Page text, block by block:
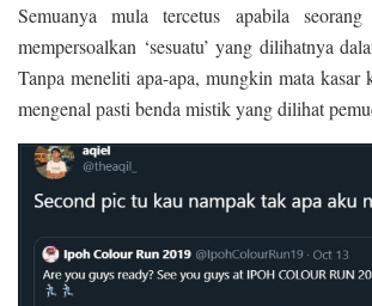
Semuanya mula tercetus apabila
mempersoalkan ‘sesuatu’ yang dilihatnya
Tanpa meneliti apa-apa, mungkin mata kasar
mengenal pasti benda mistik yang dilihat